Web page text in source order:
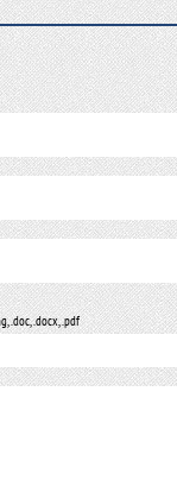
.doc, .docx, .pdf